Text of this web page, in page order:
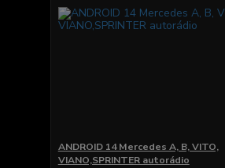
ANDROID 14 Mercedes A, B, VITO,
VIANO,SPRINTER autorádio